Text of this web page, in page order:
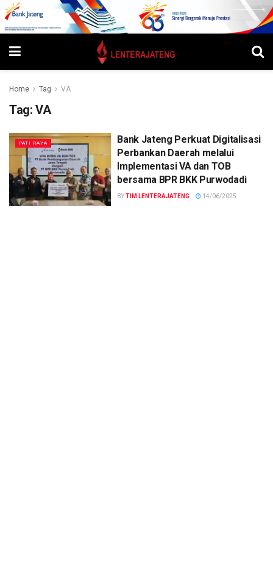
Home Tag VA
Tag: VA
PATI RAYA
Bank Jateng Perkuat Digitalisasi
Perbankan Daerah melalui
Implementasi VA dan TOB
bersama BPR BKK Purwodadi
BYTIM LENTERAJATENG 14/06/2025